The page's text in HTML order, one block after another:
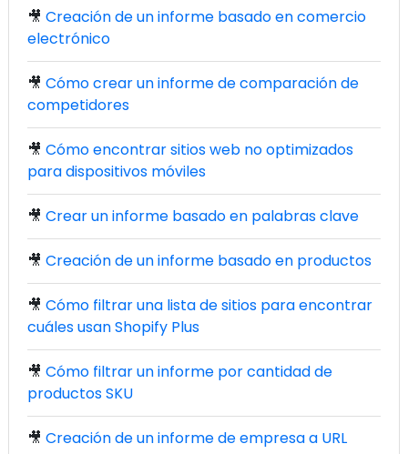
🎥 Creación de un informe basado en comercio
electrónico
🎥 Cómo crear un informe de comparación de
competidores
🎥 Cómo encontrar sitios web no optimizados
para dispositivos móviles
🎥 Crear un informe basado en palabras clave
🎥 Creación de un informe basado en productos
🎥 Cómo filtrar una lista de sitios para encontrar
cuáles usan Shopify Plus
🎥 Cómo filtrar un informe por cantidad de
productos SKU
🎥 Creación de un informe de empresa a URL